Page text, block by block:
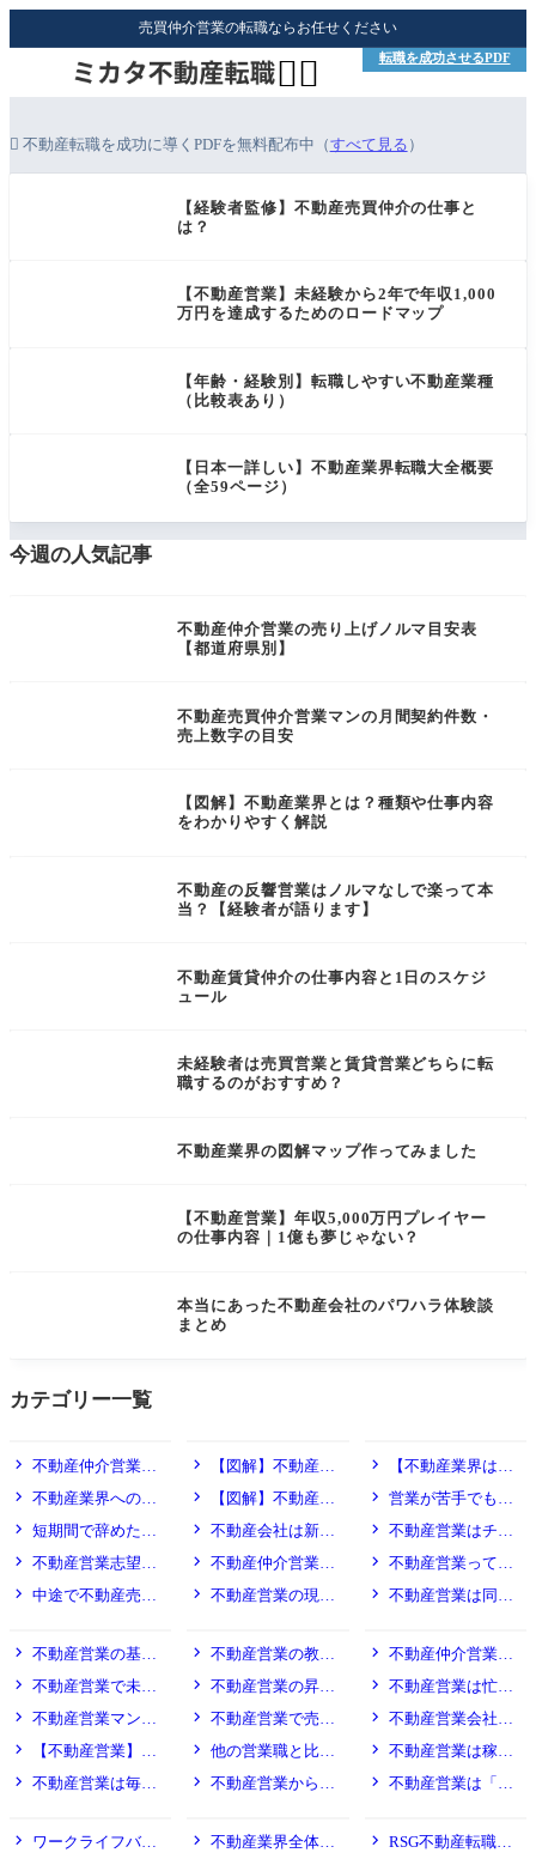
不動産転職を成功に導くPDFを無料配布中（すべて見る ）
【経験者監修】不動産売買仲介の仕事と
は？
【不動産営業】未経験から2年で年収1,000
万円を達成するためのロードマップ
【年齢・経験別】転職しやすい不動産業種
（比較表あり）
【日本一詳しい】不動産業界転職大全概要
（全59ページ）
売買仲介営業の転職ならお任せください
 転職を成功させるPDF
今週の人気記事
不動産仲介営業の売り上げノルマ目安表
【都道府県別】
不動産売買仲介営業マンの月間契約件数・
売上数字の目安
【図解】不動産業界とは？種類や仕事内容
をわかりやすく解説
不動産の反響営業はノルマなしで楽って本
当？【経験者が語ります】
不動産賃貸仲介の仕事内容と1日のスケジ
ュール
未経験者は売買営業と賃貸営業どちらに転
職するのがおすすめ？
不動産業界の図解マップ作ってみました
【不動産営業】年収5,000万円プレイヤー
の仕事内容｜1億も夢じゃない？
本当にあった不動産会社のパワハラ体験談
まとめ
カテゴリー一覧
不動産仲介営業へ
の転職前にやっておき
たい4つの面接事前準
備
不動産業界への転
職で失敗しないため
に！未経験者が選ぶべ
き不動産会社の特徴と
短期間で辞めた場
合でも別の不動産会社
に転職できる？
不動産営業志望者
必見！あると強みにな
中途で不動産売買
対策や筆記対策は必
要？
【図解】不動産
業・宅建業の違いをわ
かりやすく解説
【図解】不動産業
界とは？種類や仕事内
容をわかりやすく解説
不動産会社は新人
でもチャンスをもらえ
る？雑用だけで終わら
不動産仲介営業を
するにあたって確定申
要？
不動産営業の現場
（人間関係構築・説明
力など）を活かせる場
があるか？
【不動産業界は離
職率が高いって本
当？】リアルな理由と
続けるコツを業界経験
営業が苦手でも不
動産営業で成果を出す
人の共通点とは？
不動産営業はチー
ムワーク？それとも個
人戦？実情をリアルに
不動産営業って飲
み会が多い？断ると評
不動産営業は同僚
ともライバル関係しか
ない？
不動産営業の基本
給について｜上がる？
契約ゼロでも保証され
る？リアルを解説
不動産営業で未経
験から年収1000万円は
本当に実現可能？達成
までの期間・労働時
不動産営業マンは
地方と都心だとどちら
が稼げますか？年収10
【不動産営業】年
収5,000万円プレイヤ
夢じゃない？
不動産営業は毎月
か？歩合で将来が不
不動産営業の教育
体制は？未経験でも安
心して始められるの
か？
不動産営業の昇
進・昇給はある？基準
やタイミング、管理職
の落とし穴も解説
不動産営業で売れ
なかったらどうする？
その後のキャリアの選
他の営業職と比べ
て不動産営業のキャリ
不動産営業から賃
職種へ異動はできる？
不動産仲介営業は
休日も呼び出される？
家族との両立はできる
のか？
不動産営業は忙し
い？趣味や家族との時
間を楽しむ余裕はある
のか？
不動産営業会社の
社会保険・厚生年金な
ど福利厚生はどうな
不動産営業は稼げ
るけど労働時間が長
とは
不動産営業は「家
て本当？
ワークライフバラ
不動産業界全体と
RSG不動産転職が